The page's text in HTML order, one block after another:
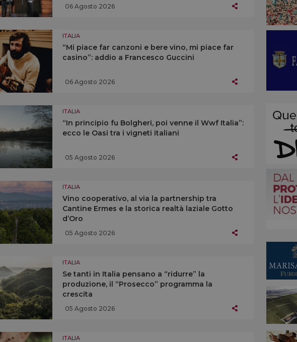
06 Agosto 2026
ITALIA
“Mi piace far canzoni e bere vino, mi piace far
casino”: addio a Francesco Guccini
06 Agosto 2026
ITALIA
“In principio fu Bolgheri, poi venne il Wwf Italia”:
ecco le Oasi tra i vigneti italiani
05 Agosto 2026
ITALIA
Vino cooperativo, al via la partnership tra
Cantine Ermes e la storica realtà laziale Gotto
d’Oro
05 Agosto 2026
ITALIA
Se tanti in Italia pensano a “ridurre” la
produzione, il “Prosecco” programma la
crescita
05 Agosto 2026
ITALIA